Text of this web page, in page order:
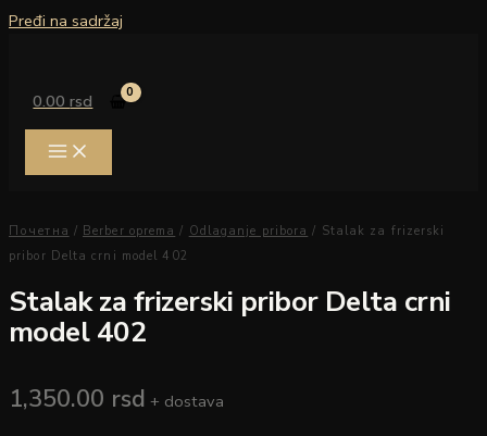
Pređi na sadržaj
0.00rsd
Почетна / Berber oprema / Odlaganje pribora / Stalak za frizerski
pribor Delta crni model 402
Stalak za frizerski pribor Delta crni
model 402
1,350.00 rsd + dostava